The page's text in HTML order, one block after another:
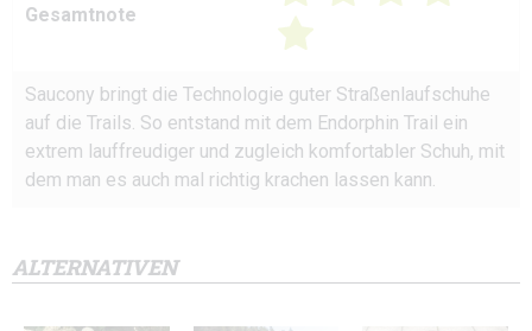
Gesamtnote
Saucony bringt die Technologie guter Straßenlaufschuhe
auf die Trails. So entstand mit dem Endorphin Trail ein
extrem lauffreudiger und zugleich komfortabler Schuh, mit
dem man es auch mal richtig krachen lassen kann.
ALTERNATIVEN